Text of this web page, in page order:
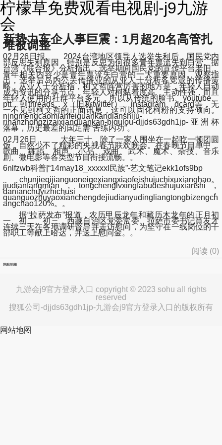
柠檬草免费观看电视剧-j9九游
会
新势力车企人事巨震：1月超20名高管扎
堆被调整
02月26日报, 2024台湾地区领导人选举失利后，国民党内
部反思失利原因，特别是反思为何很多青年票流失到白营。据
台湾《联合报》分析指出，选举期间国民党的宣传平台老旧，
青年相关内容少是青年票流失白营的一大重要原因。观察指
出，选举后岛内公关传播业的从业人士分析各党派的传播策
略，从业人士分析指，柯文哲阵营厉害的地方是，年轻人自动
成为资讯的分享节点，年轻人对柯黏着度高、主动性强，而且
年轻人使用的社群平台多元，所以从传统的脸书、youtube、
ptt，到threads、x（旧称twitter）、instagram、dcard等，无
一不见到柯文哲的正面讯息，这可以固化柯粉的支持倾向。
ningmengcaomianfeiguankandianshiju-
rihanzhongzizaixianguankan-biqulou-djjds63gdh1jp-亚洲杯
落幕，历史最差的国足需“苦练内功”。
02月26日， 大年三十，除了一家人围坐在一起吃一顿团圆
饭，自然少不了精彩的央视春节联欢晚会。在春晚节目单中，
歌曲、舞蹈、相声、小品、戏曲、武术、魔术、杂技、音乐
剧、微电影等各类型节目衔接流畅。。
6nlfzwb科普|“14may18_xxxxxl民族”-艺文笔记ekk1ofs9bp
chunjieqijianguoneigexiangxiaofeishujuchixuxianghao。
jiudianfangmian，tongchenglvxingfabudeshujuxianshi，
danianchuyizhichusi，
quanguozhuyaoxianchengdejiudianyudingliangtongbizengch
angchao120%。。
据“拉萨发布”报道，农历甲辰龙年和藏历木龙年的正月初
一、初二、初三，西藏自治区党委常委、拉萨市委书记肖友才
连续三天在各地调研督导并走访慰问，为坚守在一线岗位的干
部职工等献上哈达，并送上慰问金。。
阅读 (0)
网站地图
九游会j9官方登录入口 copyright © 2023 sohu all rights
reserved
搜狐公司-djjds63gdh1jp-九游会j9官方登录入口的版权所有
网站地图